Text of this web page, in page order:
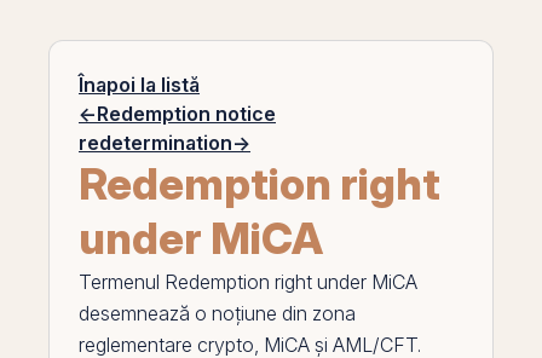
Înapoi la listă
←Redemption notice
redetermination→
Redemption right
under MiCA
Termenul Redemption right under MiCA
desemnează o noțiune din zona
reglementare crypto, MiCA și AML/CFT.